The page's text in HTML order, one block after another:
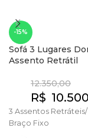
-15%
Sofá 3 Lugares
Assento Retrátil
12.350,00
R$
3 Assentos
Braço Fixo